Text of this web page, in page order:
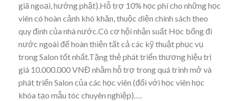
giã ngoại, hướng phật).Hỗ trợ 10% học phí cho những học
viên có hoàn cảnh khó khăn, thuộc diện chính sách theo
quy định của nhà nước.Có cơ hội nhận suất Học bổng đi
nước ngoài để hoàn thiện tất cả các kỹ thuật phục vụ
trong Salon tốt nhất.Tặng thẻ phát triển thương hiệu trị
giá 10.000.000 VNĐ nhằm hỗ trợ trong quá trình mở và
phát triển Salon của các học viên (đối với học viên học
khóa tạo mẫu tóc chuyên nghiệp)….